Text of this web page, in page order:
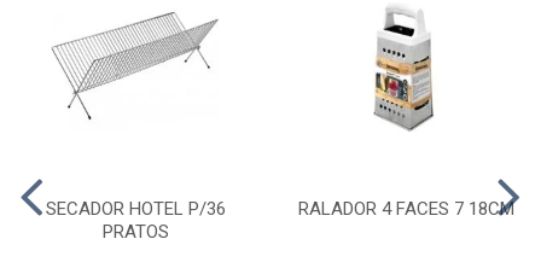
SECADOR HOTEL P/36
PRATOS
RALADOR 4 FACES 7 18CM